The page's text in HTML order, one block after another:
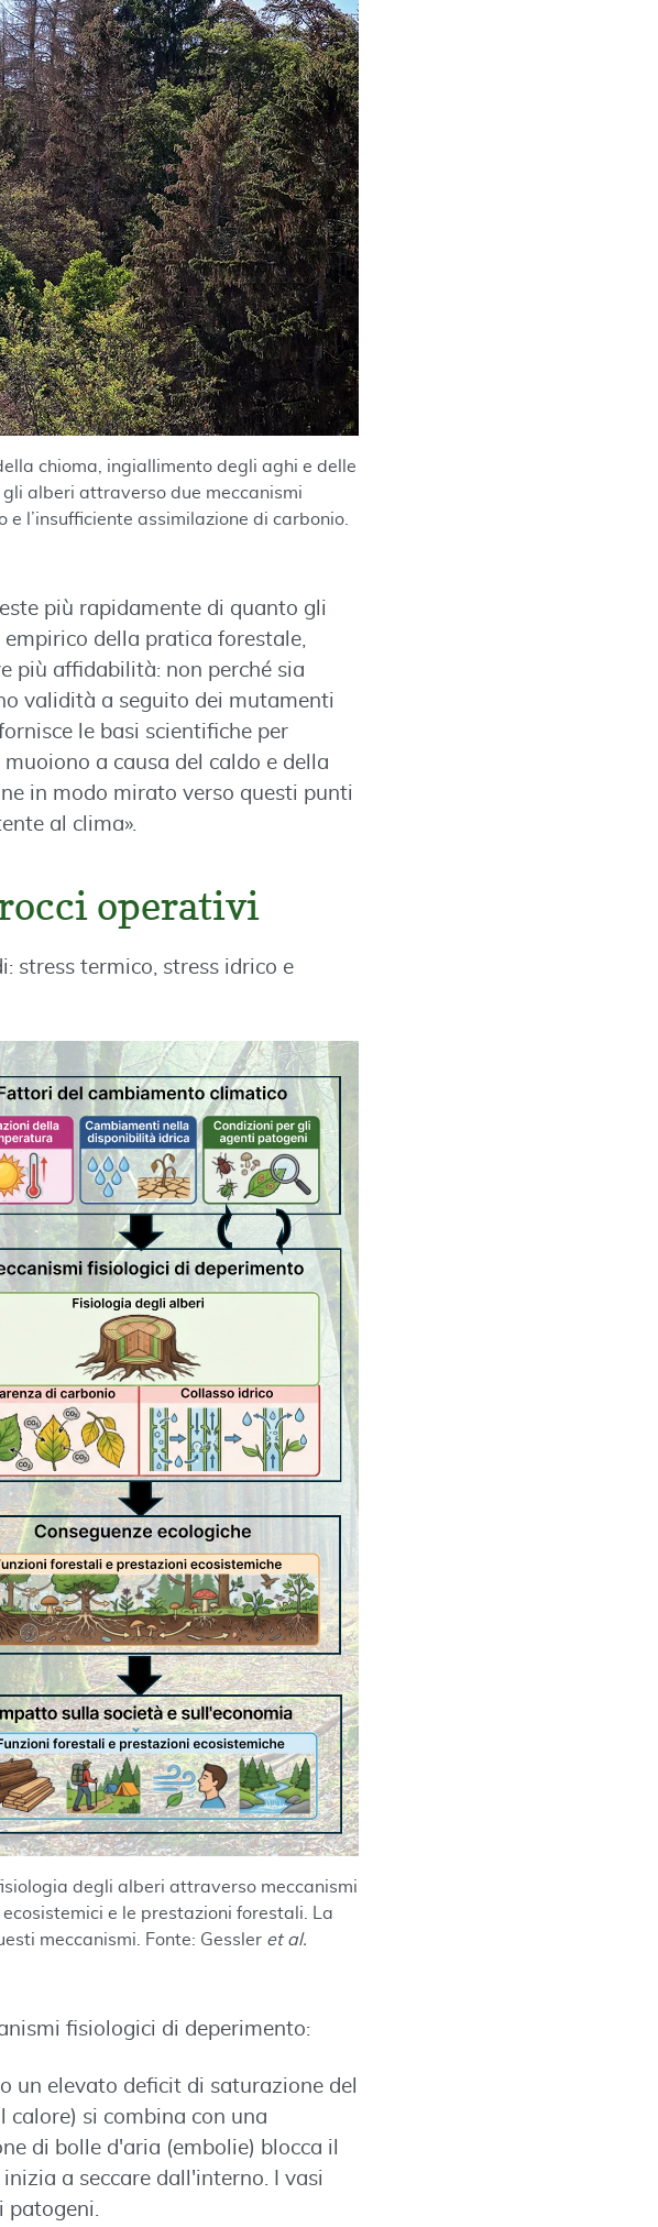
chioma, ingiallimento degli aghi e delle
alberi attraverso due meccanismi
l’insufficiente assimilazione di carbonio.
più rapidamente di quanto gli
della pratica forestale,
più affidabilità: non perché sia
validità a seguito dei mutamenti
le basi scientifiche per
a causa del caldo e della
in modo mirato verso questi punti
al clima».
operativi
stress termico, stress idrico e
degli alberi attraverso meccanismi
e le prestazioni forestali. La
meccanismi. Fonte: Gessler et al.
fisiologici di deperimento:
un elevato deficit di saturazione del
calore) si combina con una
di bolle d'aria (embolie) blocca il
a seccare dall'interno. I vasi
patogeni.